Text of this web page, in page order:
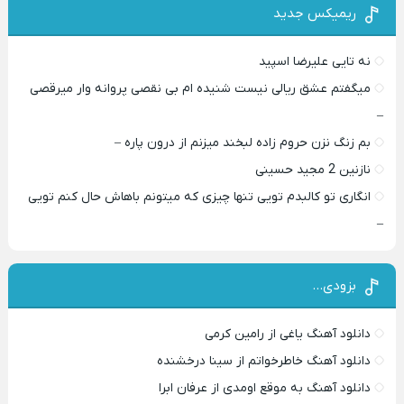
ریمیکس جدید
نه تایی علیرضا اسپید
میگفتم عشق ریالی نیست شنیده ام بی نقصی پروانه وار میرقصی
–
بم زنگ نزن حروم زاده لبخند میزنم از درون پاره –
نازنین 2 مجید حسینی
انگاری تو کالبدم تویی تنها چیزی که میتونم باهاش حال کنم تویی
–
بزودی…
دانلود آهنگ یاغی از رامین کرمی
دانلود آهنگ خاطرخواتم از سینا درخشنده
دانلود آهنگ به موقع اومدی از عرفان ابرا